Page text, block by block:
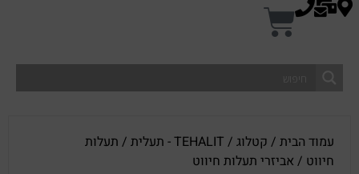
עמוד הבית / קטלוג / TEHALIT - תעלית / תעלות
חיווט / אביזרי תעלות חיווט